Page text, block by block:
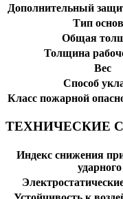
Дополнительный
Тип
Общая
Толщина
Вес
Способ
Класс пожарной
ТЕХНИЧЕСКИЕ
Индекс снижения